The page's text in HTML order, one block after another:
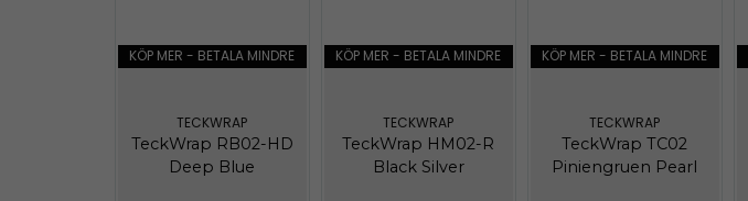
KÖP MER - BETALA MINDRE
TECKWRAP
TeckWrap RB02-HD
Deep Blue
KÖP MER - BETALA MINDRE
TECKWRAP
TeckWrap HM02-R
Black Silver
KÖP MER - BETALA MINDRE
TECKWRAP
TeckWrap TC02
Piniengruen Pearl